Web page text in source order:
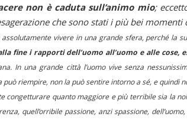
non è caduta sull’animo mio;
che sono stati i più bei
assolutamente vivere in una grande sfera, perché la
fine i rapporti dell’uomo all’uomo e alle cose,
In una grande città l’uomo vive senza
può riempire, non la può sentire intorno a sé, e quindi
congetturare quanto maggiore e più terribile sia la
quell’orribile passione, anzi spassione,